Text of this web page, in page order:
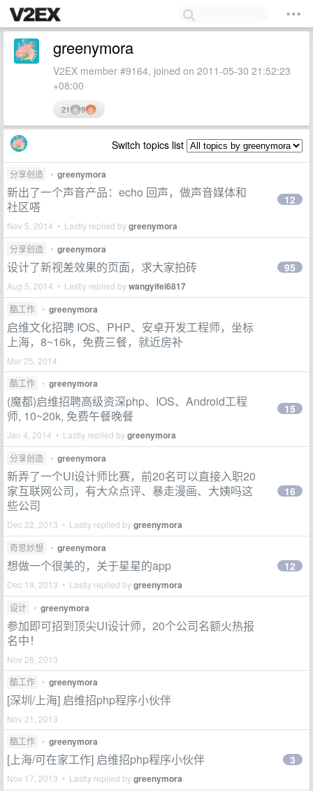
greenymora
V2EX member #9164, joined on 2011-05-30 21:52:23
+08:00
21 9
Switch topics list
分享创造 • greenymora
新出了一个声音产品：echo 回声，做声音媒体和
社区嗒
Nov 5, 2014 • Lastly replied bygreenymora
12
分享创造 • greenymora
设计了新视差效果的页面，求大家拍砖
Aug 5, 2014 • Lastly replied bywangyifei6817
95
酷工作 • greenymora
启维文化招聘 IOS、PHP、安卓开发工程师，坐标
上海，8~16k，免费三餐，就近房补
Mar 25, 2014
酷工作
• greenymora
(魔都)启维招聘高级资深php、IOS、Android工程
师, 10~20k, 免费午餐晚餐
Jan 4, 2014 • Lastly replied bygreenymora
15
分享创造 • greenymora
新弄了一个UI设计师比赛，前20名可以直接入职20
家互联网公司，有大众点评、暴走漫画、大姨吗这
些公司
Dec 22, 2013 • Lastly replied bygreenymora
16
奇思妙想 • greenymora
想做一个很美的，关于星星的app
Dec 19, 2013 • Lastly replied bygreenymora
12
设计 • greenymora
参加即可招到顶尖UI设计师，20个公司名额火热报
名中！
Nov 26, 2013
酷工作
• greenymora
[深圳/上海] 启维招php程序小伙伴
Nov 21, 2013
酷工作
• greenymora
[上海/可在家工作] 启维招php程序小伙伴
Nov 17, 2013 • Lastly replied bygreenymora
3